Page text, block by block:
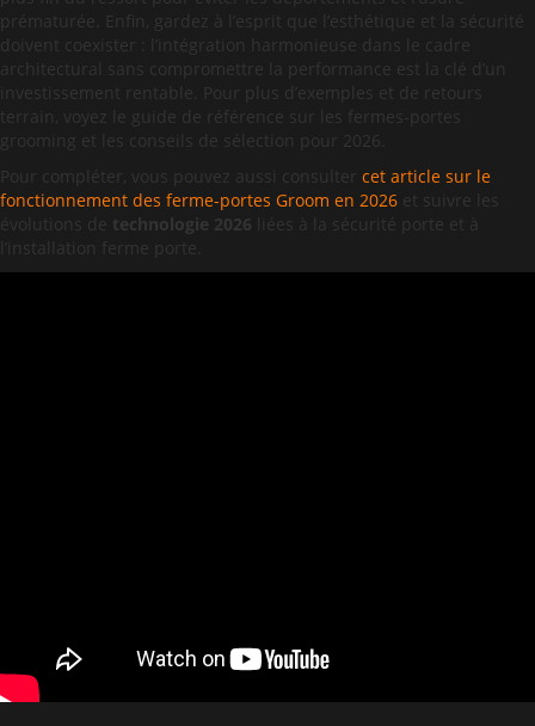
prématurée. Enfin, gardez à l’esprit que l’esthétique et la sécurité
doivent coexister : l’intégration harmonieuse dans le cadre
architectural sans compromettre la performance est la clé d’un
investissement rentable. Pour plus d’exemples et de retours
terrain, voyez le guide de référence sur les fermes-portes
grooming et les conseils de sélection pour 2026.
Pour compléter, vous pouvez aussi consulter cet article sur le
fonctionnement des ferme-portes Groom en 2026 et suivre les
évolutions de technologie 2026 liées à la sécurité porte et à
l’installation ferme porte.